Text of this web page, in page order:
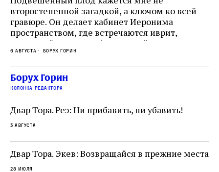
второстепенной загадкой, а ключом ко всей
гравюре. Он делает кабинет Иеронима
пространством, где встречаются иврит,
греческий и латынь; буквальный смысл и
церковная традиция; филологическая
точность и понятность; переводчик,
убеждённый в необходимости исправления, и
читатель, воспринимающий исправление как
не просто покровитель переводчиков,
окружённый книгами. Перед нами человек,
одно решение которого вызвало возмущение
целой общины и стало частью многовекового
спора о том, кому принадлежит последнее
слово в переводе Библии
6 августа Борух Горин
Борух Горин
колонка редактора
Двар Тора. Реэ: Ни прибавить, ни убавить!
3 августа
Двар Тора. Экев: Возвращайся в прежние места
28 июля